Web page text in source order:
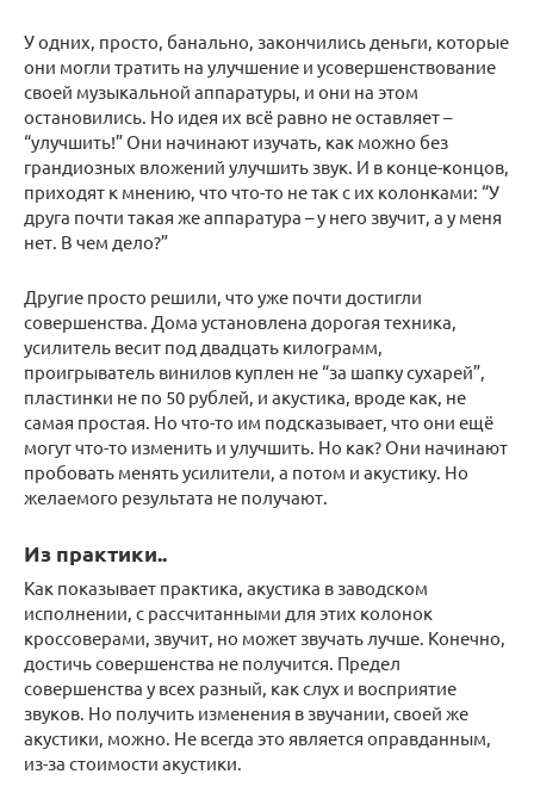
У одних, просто, банально, закончились деньги, которые
они могли тратить на улучшение и усовершенствование
своей музыкальной аппаратуры, и они на этом
остановились. Но идея их всё равно не оставляет –
“улучшить!” Они начинают изучать, как можно без
грандиозных вложений улучшить звук. И в конце-концов,
приходят к мнению, что что-то не так с их колонками: “У
друга почти такая же аппаратура – у него звучит, а у меня
нет. В чем дело?”
Другие просто решили, что уже почти достигли
совершенства. Дома установлена дорогая техника,
усилитель весит под двадцать килограмм,
проигрыватель винилов куплен не “за шапку сухарей”,
пластинки не по 50 рублей, и акустика, вроде как, не
самая простая. Но что-то им подсказывает, что они ещё
могут что-то изменить и улучшить. Но как? Они начинают
пробовать менять усилители, а потом и акустику. Но
желаемого результата не получают.
Из практики..
Как показывает практика, акустика в заводском
исполнении, с рассчитанными для этих колонок
кроссоверами, звучит, но может звучать лучше. Конечно,
достичь совершенства не получится. Предел
совершенства у всех разный, как слух и восприятие
звуков. Но получить изменения в звучании, своей же
акустики, можно. Не всегда это является оправданным,
из-за стоимости акустики.